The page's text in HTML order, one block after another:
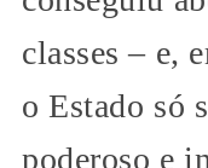
classes – e,
o Estado só
poderoso e